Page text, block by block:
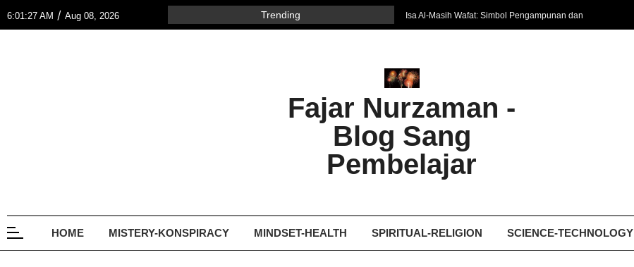
6:01:27 AM / Aug 08, 2026 Trending
Isa Al-Masih Wafat: Simbol Pengampunan dan
Harapan Baru
Ghosting: Menghilang Tanpa Jejak, Tren Toxic
Bukan Seberapa Keras Kita Jatuh, tetapi
Bagaimana Kita Bangkit Kembali
Dampak Fatherless: Ketika Anak Salah
Mengartikan Cinta dan Kasih Sayang
Fajar Nurzaman -
Blog Sang
Pembelajar
HOME MISTERY-KONSPIRACY MINDSET-HEALTH SPIRITUAL-RELIGION SCIENCE-TECHNOLOGY